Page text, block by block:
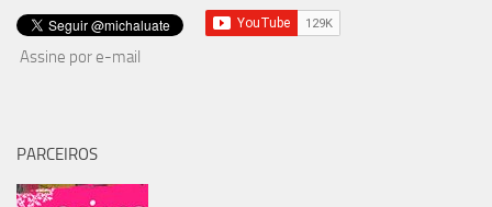
Assine por e-mail
PARCEIROS